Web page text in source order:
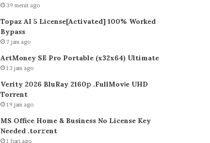
39 menit ago
Topaz AI 5 License[Activated] 100% Worked
Bypass
7 jam ago
ArtMoney SE Pro Portable (x32x64) Ultimate
13 jam ago
Verity 2026 BluRay 2160𝚙 .FullMov𝗂e UHD
Torrent
19 jam ago
MS Office Home & Business No License Key
Needed .tоr𝚛еnt
1 hari ago